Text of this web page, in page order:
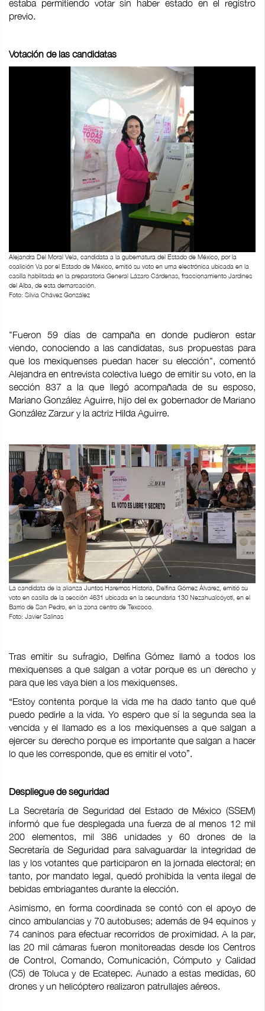
estaba permitiendo votar sin haber estado en el registro
previo.
Votación de las candidatas
Alejandra Del Moral Vela, candidata a la gubernatura del Estado de México, por la
coalición Va por el Estado de México, emitió su voto en urna electrónica ubicada en la
casilla habilitada en la preparatoria General Lázaro Cárdenas, fraccionamiento Jardines
del Alba, de esta demarcación.
Foto: Silvia Chávez González
"Fueron 59 días de campaña en donde pudieron estar
viendo, conociendo a las candidatas, sus propuestas para
que los mexiquenses puedan hacer su elección", comentó
Alejandra en entrevista colectiva luego de emitir su voto, en la
sección 837 a la que llegó acompañada de su esposo,
Mariano González Aguirre, hijo del ex gobernador de Mariano
González Zarzur y la actriz Hilda Aguirre.
La candidata de la alianza Juntos Haremos Historia, Delfina Gómez Álvarez, emitió su
voto en casilla de la sección 4631 ubicada en la secundaria 130 Nezahualcóyotl, en el
Barrio de San Pedro, en la zona centro de Texcoco.
Foto: Javier Salinas
Tras emitir su sufragio, Delfina Gómez llamó a todos los
mexiquenses a que salgan a votar porque es un derecho y
para que les vaya bien a los mexiquenses.
“Estoy contenta porque la vida me ha dado tanto que qué
puedo pedirle a la vida. Yo espero que sí la segunda sea la
vencida y el llamado es a los mexiquenses a que salgan a
ejercer su derecho porque es importante que salgan a hacer
lo que les corresponde, que es emitir el voto”.
Despliegue de seguridad
La Secretaría de Seguridad del Estado de México (SSEM)
informó que fue desplegada una fuerza de al menos 12 mil
200 elementos, mil 386 unidades y 60 drones de la
Secretaría de Seguridad para salvaguardar la integridad de
las y los votantes que participaron en la jornada electoral; en
tanto, por mandato legal, quedó prohibida la venta ilegal de
bebidas embriagantes durante la elección.
Asimismo, en forma coordinada se contó con el apoyo de
cinco ambulancias y 70 autobuses; además de 94 equinos y
74 caninos para efectuar recorridos de proximidad. A la par,
las 20 mil cámaras fueron monitoreadas desde los Centros
de Control, Comando, Comunicación, Cómputo y Calidad
(C5) de Toluca y de Ecatepec. Aunado a estas medidas, 60
drones y un helicóptero realizaron patrullajes aéreos.